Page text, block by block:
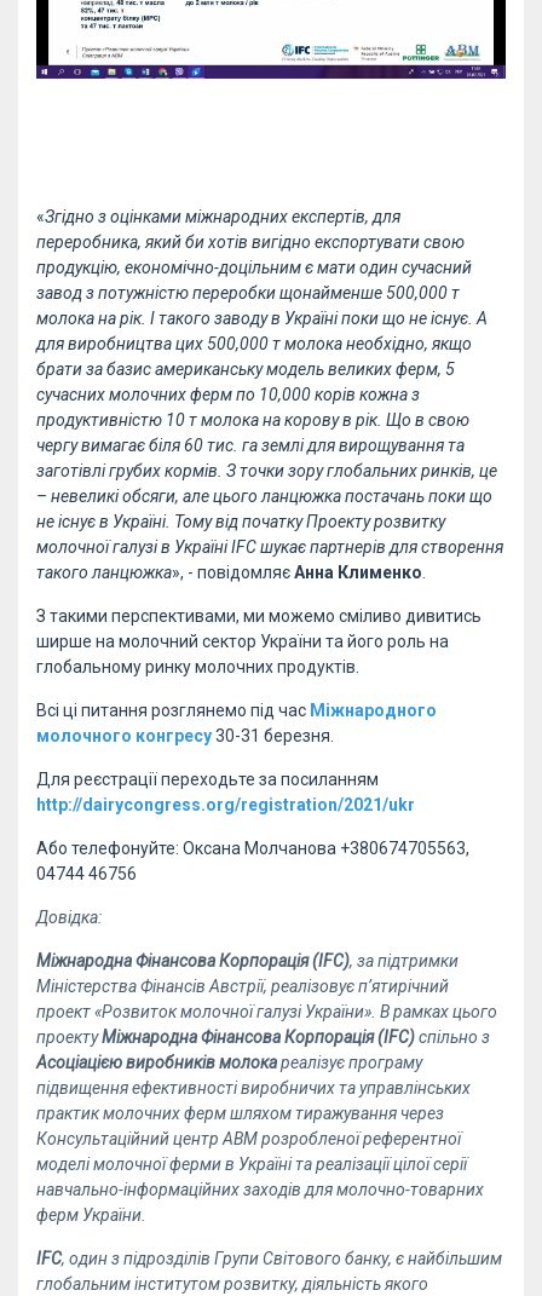
«Згідно з оцінками міжнародних експертів, для
переробника, який би хотів вигідно експортувати свою
продукцію, економічно-доцільним є мати один сучасний
завод з потужністю переробки щонайменше 500,000 т
молока на рік. І такого заводу в Україні поки що не існує. А
для виробництва цих 500,000 т молока необхідно, якщо
брати за базис американську модель великих ферм, 5
сучасних молочних ферм по 10,000 корів кожна з
продуктивністю 10 т молока на корову в рік. Що в свою
чергу вимагає біля 60 тис. га землі для вирощування та
заготівлі грубих кормів. З точки зору глобальних ринків, це
– невеликі обсяги, але цього ланцюжка постачань поки що
не існує в Україні. Тому від початку Проекту розвитку
молочної галузі в Україні IFC шукає партнерів для створення
такого ланцюжка», - повідомляєАнна Клименко
З такими перспективами, ми можемо сміливо дивитись
ширше на молочний сектор України та його роль на
глобальному ринку молочних продуктів.
Всі ці питання розглянемо під час Міжнародного
молочного конгресу30-31 березня.
Для реєстрації переходьте за посиланням
http://dairycongress.org/registration/2021/ukr
Або телефонуйте: Оксана Молчанова +380674705563,
04744 46756
Довідка:
Міжнародна Фінансова Корпорація (IFC), за підтримки
Міністерства Фінансів Австрії, реалізовує п’ятирічний
проект «Розвиток молочної галузі України». В рамках цього
проектуМіжнародна Фінансова Корпорація (IFC)спільно з
Асоціацією виробників молокареалізує програму
підвищення ефективності виробничих та управлінських
практик молочних ферм шляхом тиражування через
Консультаційний центр АВМ розробленої референтної
моделі молочної ферми в Україні та реалізації цілої серії
навчально-інформаційних заходів для молочно-товарних
ферм України.
IFC, один з підрозділів Групи Світового банку, є найбільшим
глобальним інститутом розвитку, діяльність якого